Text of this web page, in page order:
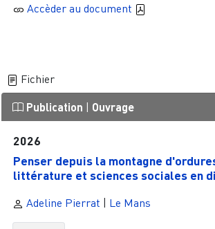
Accèder au document
Fichier
Publication | Ouvrage
2026
Penser depuis la montagne
littérature et sciences sociales en
Adeline Pierrat Le Mans